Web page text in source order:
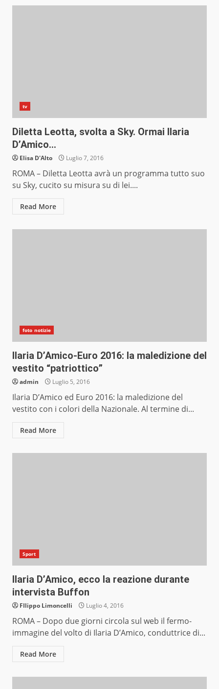
tv
Diletta Leotta, svolta a Sky. Ormai Ilaria
D’Amico…
Elisa D'Alto Luglio 7, 2016
ROMA – Diletta Leotta avrà un programma tutto suo
su Sky, cucito su misura su di lei....
Read More
foto notizie
Ilaria D’Amico-Euro 2016: la maledizione del
vestito “patriottico”
admin Luglio 5, 2016
Ilaria D’Amico ed Euro 2016: la maledizione del
vestito con i colori della Nazionale. Al termine di...
Read More
Sport
Ilaria D’Amico, ecco la reazione durante
intervista Buffon
FIlippo Limoncelli Luglio 4, 2016
ROMA – Dopo due giorni circola sul web il fermo-
immagine del volto di Ilaria D’Amico, conduttrice di...
Read More